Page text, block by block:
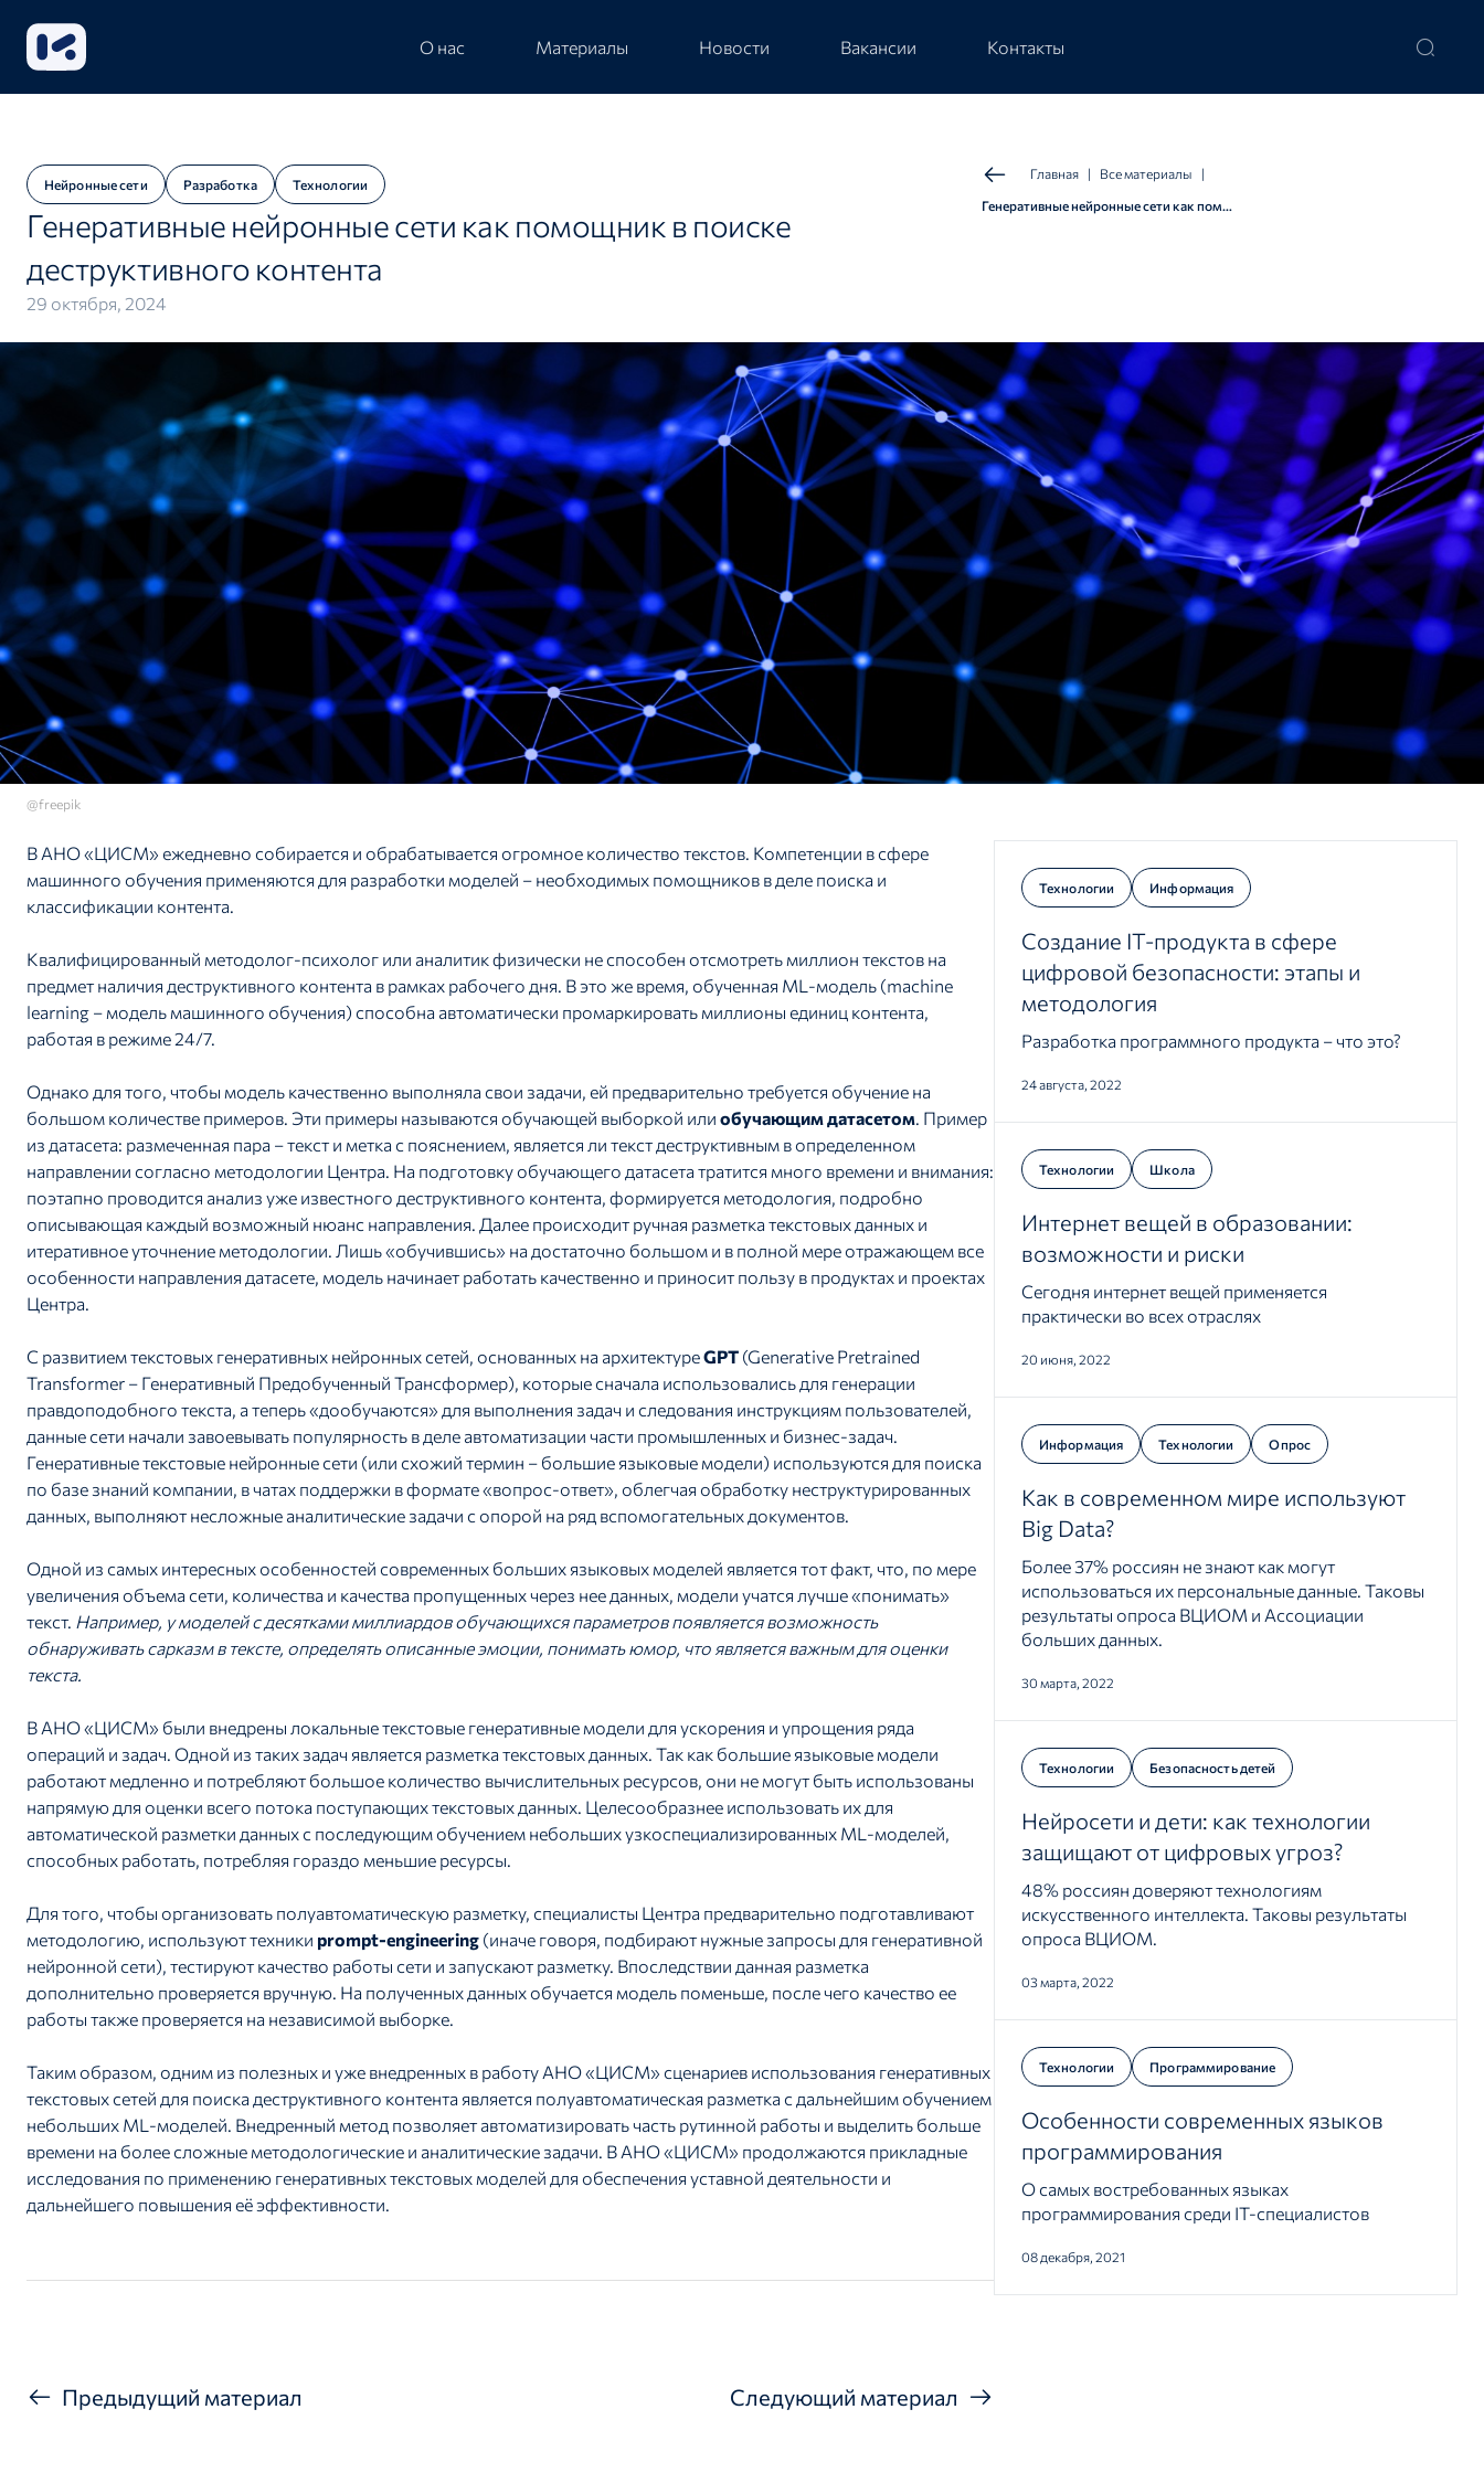
О нас Материалы Новости Вакансии Контакты
Нейронные сети Разработка Технологии
Генеративные нейронные сети как помощник в поиске
деструктивного контента
29 октября, 2024
Главная | Все материалы |
Генеративные нейронные сети как помощник в поиске деструктивного контента
@freepik
В АНО «ЦИСМ» ежедневно собирается и обрабатывается огромное количество текстов. Компетенции в сфере
машинного обучения применяются для разработки моделей – необходимых помощников в деле поиска и
классификации контента.
Квалифицированный методолог-психолог или аналитик физически не способен отсмотреть миллион текстов на
предмет наличия деструктивного контента в рамках рабочего дня. В это же время, обученная ML-модель (machine
learning – модель машинного обучения) способна автоматически промаркировать миллионы единиц контента,
работая в режиме 24/7.
Однако для того, чтобы модель качественно выполняла свои задачи, ей предварительно требуется обучение на
большом количестве примеров. Эти примеры называются обучающей выборкой или обучающим датасетом. Пример
из датасета: размеченная пара – текст и метка с пояснением, является ли текст деструктивным в определенном
направлении согласно методологии Центра. На подготовку обучающего датасета тратится много времени и внимания:
поэтапно проводится анализ уже известного деструктивного контента, формируется методология, подробно
описывающая каждый возможный нюанс направления. Далее происходит ручная разметка текстовых данных и
итеративное уточнение методологии. Лишь «обучившись» на достаточно большом и в полной мере отражающем все
особенности направления датасете, модель начинает работать качественно и приносит пользу в продуктах и проектах
Центра.
С развитием текстовых генеративных нейронных сетей, основанных на архитектуреGPT (Generative Pretrained
Transformer – Генеративный Предобученный Трансформер), которые сначала использовались для генерации
правдоподобного текста, а теперь «дообучаются» для выполнения задач и следования инструкциям пользователей,
данные сети начали завоевывать популярность в деле автоматизации части промышленных и бизнес-задач.
Генеративные текстовые нейронные сети (или схожий термин – большие языковые модели) используются для поиска
по базе знаний компании, в чатах поддержки в формате «вопрос-ответ», облегчая обработку неструктурированных
данных, выполняют несложные аналитические задачи с опорой на ряд вспомогательных документов.
Одной из самых интересных особенностей современных больших языковых моделей является тот факт, что, по мере
увеличения объема сети, количества и качества пропущенных через нее данных, модели учатся лучше «понимать»
текст. Например, у моделей с десятками миллиардов обучающихся параметров появляется возможность
обнаруживать сарказм в тексте, определять описанные эмоции, понимать юмор, что является важным для оценки
текста.
В АНО «ЦИСМ» были внедрены локальные текстовые генеративные модели для ускорения и упрощения ряда
операций и задач. Одной из таких задач является разметка текстовых данных. Так как большие языковые модели
работают медленно и потребляют большое количество вычислительных ресурсов, они не могут быть использованы
напрямую для оценки всего потока поступающих текстовых данных. Целесообразнее использовать их для
автоматической разметки данных с последующим обучением небольших узкоспециализированных ML-моделей,
способных работать, потребляя гораздо меньшие ресурсы.
Для того, чтобы организовать полуавтоматическую разметку, специалисты Центра предварительно подготавливают
методологию, используют техники prompt-engineering (иначе говоря, подбирают нужные запросы для генеративной
нейронной сети), тестируют качество работы сети и запускают разметку. Впоследствии данная разметка
дополнительно проверяется вручную. На полученных данных обучается модель поменьше, после чего качество ее
работы также проверяется на независимой выборке.
Таким образом, одним из полезных и уже внедренных в работу АНО «ЦИСМ» сценариев использования генеративных
текстовых сетей для поиска деструктивного контента является полуавтоматическая разметка с дальнейшим обучением
небольших ML-моделей. Внедренный метод позволяет автоматизировать часть рутинной работы и выделить больше
времени на более сложные методологические и аналитические задачи. В АНО «ЦИСМ» продолжаются прикладные
исследования по применению генеративных текстовых моделей для обеспечения уставной деятельности и
дальнейшего повышения её эффективности.
Предыдущий материал Следующий материал
Технологии Информация
Создание IT-продукта в сфере
цифровой безопасности: этапы и
методология
Разработка программного продукта – что это?
24 августа, 2022
Технологии Школа
Интернет вещей в образовании:
возможности и риски
Сегодня интернет вещей применяется
практически во всех отраслях
20 июня, 2022
Информация Технологии Опрос
Как в современном мире используют
Big Data?
Более 37% россиян не знают как могут
использоваться их персональные данные. Таковы
результаты опроса ВЦИОМ и Ассоциации
больших данных.
30 марта, 2022
Технологии Безопасность детей
Нейросети и дети: как технологии
защищают от цифровых угроз?
48% россиян доверяют технологиям
искусственного интеллекта. Таковы результаты
опроса ВЦИОМ.
03 марта, 2022
Технологии Программирование
Особенности современных языков
программирования
О самых востребованных языках
программирования среди IT-специалистов
08 декабря, 2021